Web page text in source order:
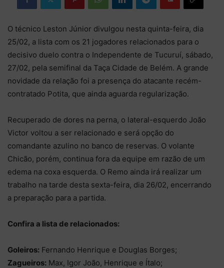
O técnico Leston Júnior divulgou nesta quinta-feira, dia
25/02, a lista com os 21 jogadores relacionados para o
decisivo duelo contra o Independente de Tucuruí, sábado,
27/02, pela semifinal da Taça Cidade de Belém. A grande
novidade da relação foi a presença do atacante recém-
contratado Potita, que ainda aguarda regularização.
Recuperado de dores na perna, o lateral-esquerdo João
Victor voltou a ser relacionado e será opção do
comandante azulino no banco de reservas. O volante
Chicão, porém, continua fora da equipe em razão de um
edema na coxa esquerda. O Remo ainda irá realizar um
trabalho na tarde desta sexta-feira, dia 26/02, encerrando
a preparação para a partida.
Confira a lista de relacionados:
Goleiros: Fernando Henrique e Douglas Borges;
Zagueiros: Max, Igor João, Henrique e Ítalo;